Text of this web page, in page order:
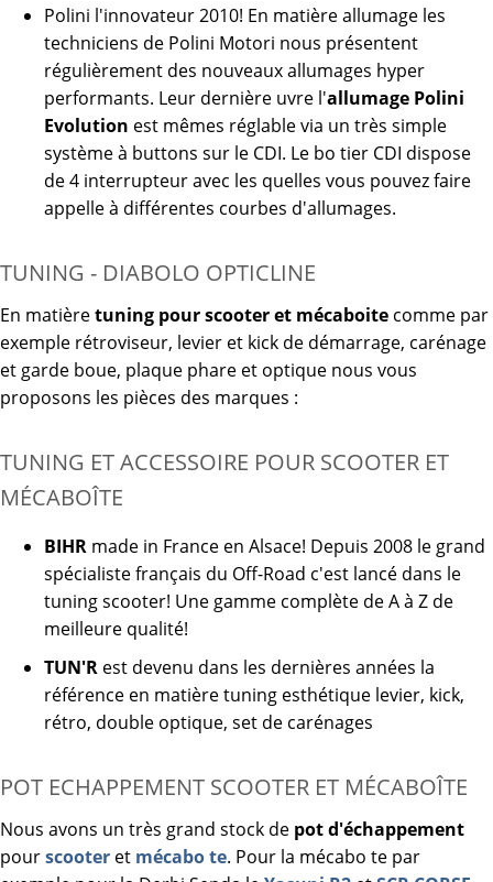
Polini l'innovateur 2010! En matière allumage les
techniciens de Polini Motori nous présentent
régulièrement des nouveaux allumages hyper
performants. Leur dernière uvre l'allumage Polini
Evolution est mêmes réglable via un très simple
système à buttons sur le CDI. Le bo tier CDI dispose
de 4 interrupteur avec les quelles vous pouvez faire
appelle à différentes courbes d'allumages.
TUNING - DIABOLO OPTICLINE
En matièretuning pour scooter et mécaboite comme par
exemple rétroviseur, levier et kick de démarrage, carénage
et garde boue, plaque phare et optique nous vous
proposons les pièces des marques :
TUNING ET ACCESSOIRE POUR SCOOTER ET
MÉCABOÎTE
BIHR made in France en Alsace! Depuis 2008 le grand
spécialiste français du Off-Road c'est lancé dans le
tuning scooter! Une gamme complète de A à Z de
meilleure qualité!
TUN'R est devenu dans les dernières années la
référence en matière tuning esthétique levier, kick,
rétro, double optique, set de carénages
POT ECHAPPEMENT SCOOTER ET MÉCABOÎTE
Nous avons un très grand stock de pot d'échappement
pourscooter et mécabo te. Pour la mécabo te par